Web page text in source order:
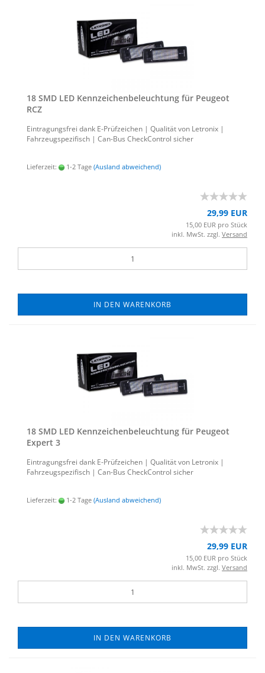
18 SMD LED Kenn­zei­chen­be­leuch­tung für Peu­geot
RCZ
Ein­tra­gungs­frei dank E-​Prüfzeichen | Qua­li­tät von Le­tro­nix |
Fahr­zeug­spe­zi­fisch | Can-​Bus Check­Con­trol si­cher
Lieferzeit: 1-2 Tage (Ausland abweichend)
29,99 EUR
15,00 EUR pro Stück
inkl. MwSt. zzgl. Versand
IN DEN WARENKORB
18 SMD LED Kenn­zei­chen­be­leuch­tung für Peu­geot
Ex­pert 3
Ein­tra­gungs­frei dank E-​Prüfzeichen | Qua­li­tät von Le­tro­nix |
Fahr­zeug­spe­zi­fisch | Can-​Bus Check­Con­trol si­cher
Lieferzeit: 1-2 Tage (Ausland abweichend)
29,99 EUR
15,00 EUR pro Stück
inkl. MwSt. zzgl. Versand
IN DEN WARENKORB